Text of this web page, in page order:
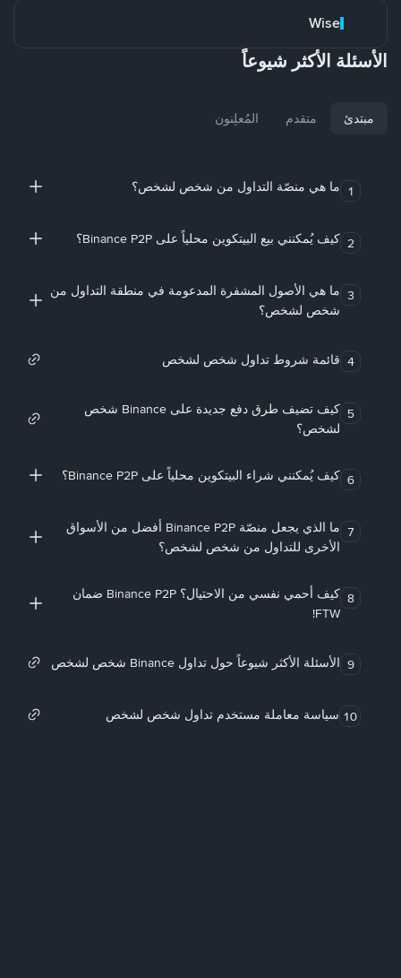
Wise
الأسئلة الأكثر شيوعاً
مبتدئ متقدم المُعلِنون
1 ما هي منصّة التداول من شخص لشخص؟
2 كيف يُمكنني بيع البيتكوين محلياً على Binance P2P؟
3 ما هي الأصول المشفرة المدعومة في منطقة التداول من
شخص لشخص؟
4 قائمة شروط تداول شخص لشخص
5
كيف تضيف طرق دفع جديدة على Binance شخص
لشخص؟
6 كيف يُمكنني شراء البيتكوين محلياً على Binance P2P؟
7
ما الذي يجعل منصّة Binance P2P أفضل من الأسواق
الأخرى للتداول من شخص لشخص؟
8
كيف أحمي نفسي من الاحتيال؟ Binance P2P ضمان
FTW!
9 الأسئلة الأكثر شيوعاً حول تداول Binance شخص لشخص
10 سياسة معاملة مستخدم تداول شخص لشخص